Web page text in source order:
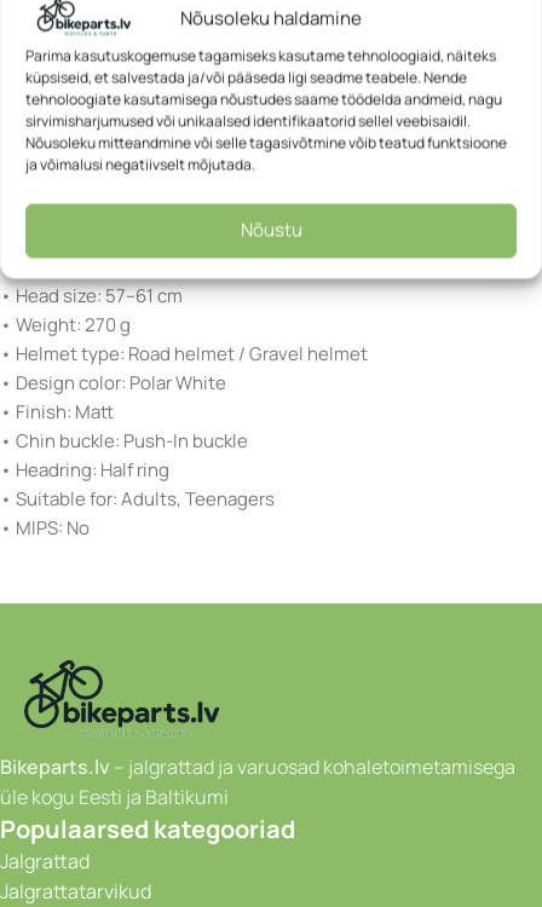
Nõusoleku haldamine
Parima kasutuskogemuse tagamiseks kasutame tehnoloogiaid, näiteks
küpsiseid, et salvestada ja/või pääseda ligi seadme teabele. Nende
tehnoloogiate kasutamisega nõustudes saame töödelda andmeid, nagu
sirvimisharjumused või unikaalsed identifikaatorid sellel veebisaidil.
Nõusoleku mitteandmine või selle tagasivõtmine võib teatud funktsioone
ja võimalusi negatiivselt mõjutada.
Nõustu
• Soft Comfort Pads for improved wearing comfort
• Removable and washable inner pads for easy maintenance
• Practical Push-In buckle for secure and convenient fastening
• Lightweight In-Mould construction combining PC and EPS
materials
• Deep ventilation channels for improved airflow during rides
Specifications
• Size: L
• Head size: 57–61 cm
• Weight: 270 g
• Helmet type: Road helmet / Gravel helmet
• Design color: Polar White
• Finish: Matt
• Chin buckle: Push-In buckle
• Headring: Half ring
• Suitable for: Adults, Teenagers
• MIPS: No
Bikeparts.lv – jalgrattad ja varuosad kohaletoimetamisega
üle kogu Eesti ja Baltikumi
Populaarsed kategooriad
Jalgrattad
Jalgrattatarvikud